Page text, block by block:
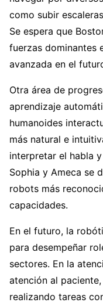
como subir
Se espera que
fuerzas dominantes
avanzada en el
Otra área de
aprendizaje
humanoides
más natural e
interpretar el habla
Sophia y Ameca se
robots más
capacidades.
En el futuro, la
para desempeñar
sectores. En la
atención al
realizando tareas